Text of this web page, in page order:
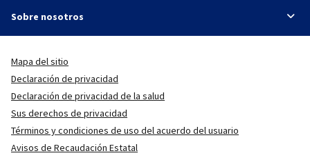
Sobre nosotros
Mapa del sitio
Declaración de privacidad
Declaración de privacidad de la salud
Sus derechos de privacidad
Términos y condiciones de uso del acuerdo del usuario
Avisos de Recaudación Estatal